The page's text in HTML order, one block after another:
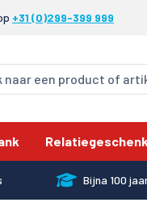
+31 (0)299-399 999
Bijna 100